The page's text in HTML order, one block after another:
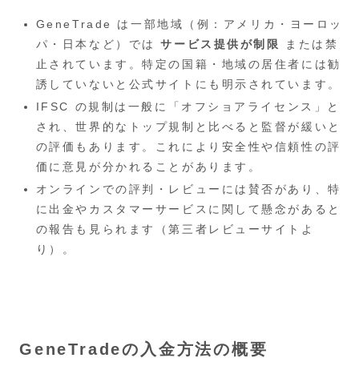
GeneTrade は一部地域（例：アメリカ・ヨーロッ
パ・日本など）ではサービス提供が制限
または禁
止されています。特定の国籍・地域の居住者には勧
誘していないと公式サイトにも明示されています。
IFSC の規制は一般に「オフショアライセンス」と
され、世界的なトップ規制と比べると監督が緩いと
の評価もあります。これにより安全性や信頼性の評
価に意見が分かれることがあります。
オンラインでの評判・レビューには賛否があり、特
に出金やカスタマーサービスに関して懸念があると
の報告も見られます（第三者レビューサイトよ
り）。
GeneTradeの入金方法の概要